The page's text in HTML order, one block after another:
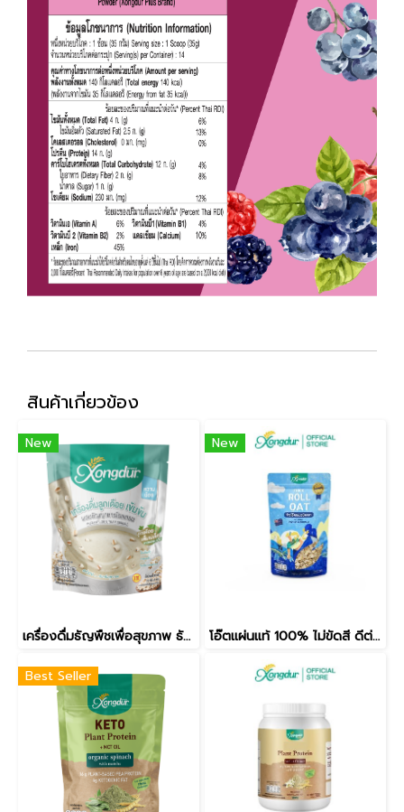
สินค้าเกี่ยวข้อง
New
เครื่องดื่มธัญพืชเพื่อสุขภาพ ธัญญาหาร 8 ชนิด ซุปลูกเดือยชาเขียวใบหม่อน หวานน้อย แบบแพ็ค (บรรจุ 5 ซอง) Xongdur ซองเดอร์
New
โอ๊ตแผ่นแท้ 100% ไม่ขัดสี ดีต่อคนลดน้ำหนัก (Roll Oat) ขนาด 300 กรัม
Best Seller